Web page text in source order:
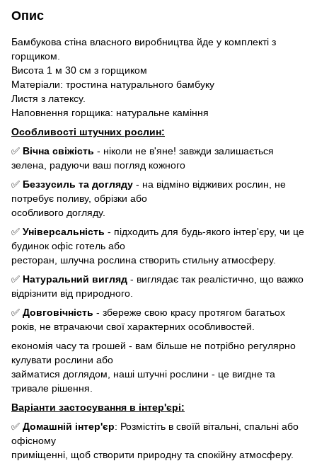
Опис
Бамбукова стіна власного виробництва йде у комплекті з
горщиком.
Висота 1 м 30 см з горщиком
Матеріали: тростина натурального бамбуку
Листя з латексу.
Наповнення горщика: натуральне каміння
Особливості штучних рослин:
✅ Вічна свіжість - ніколи не в'яне! завжди залишається
зелена, радуючи ваш погляд кожного
✅ Беззусиль та догляду - на відміно відживих рослин, не
потребує поливу, обрізки або
особливого догляду.
✅ Універсальність - підходить для будь-якого інтер'єру, чи це
будинок офіс готель або
ресторан, шлучна рослина створить стильну атмосферу.
✅ Натуральний вигляд - виглядає так реалістично, що важко
відрізнити від природного.
✅ Довговічність - збереже свою красу протягом багатьох
років, не втрачаючи свої характерних особливостей.
економія часу та грошей - вам більше не потрібно регулярно
кулувати рослини або
займатися доглядом, наші штучні рослини - це вигдне та
тривале рішення.
Варіанти застосування в інтер'єрі:
✅ Домашній інтер'єр: Розмістіть в своїй вітальні, спальні або
офісному
приміщенні, щоб створити природну та спокійну атмосферу.